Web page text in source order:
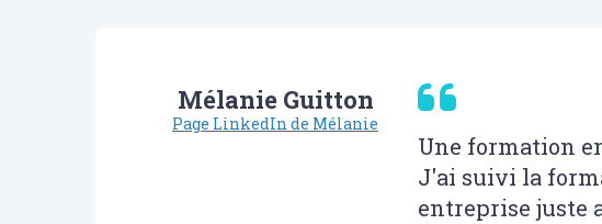
Mélanie Guitton
Page LinkedIn de Mélanie
Une formation
J'ai suivi la
entreprise juste